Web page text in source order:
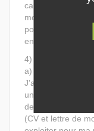
car il m'a permis
motivations mais
pour bien
entretiens
4) Autres structures
a) SNC
J'apprécie
un suivi régulier
de moi. Ces
(CV et lettre de